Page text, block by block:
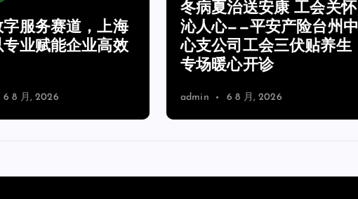
字服务赛道，上海
专业赋能企业高效
6 8 月, 2026
冬病夏治送安康 工会关怀
沁人心——平安产险台州中
心支公司工会三伏贴养生
专场暖心开诊
admin 6 8 月, 2026